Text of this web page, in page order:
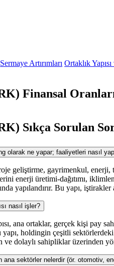
Sermaye Artırımları Ortaklık
Finansal
Sıkça Sorulan
olarak ne yapar; faaliyetleri nasıl
geliştirme, gayrimenkul, enerji,
enerji üretimi-dağıtımı,
yapılandırır. Bu yapı,
nasıl işler?
ana ortaklar, gerçek kişi pay
holdingin çeşitli
ve dolaylı sahipliklar üzerinden
sektörler nelerdir (ör. otomotiv,